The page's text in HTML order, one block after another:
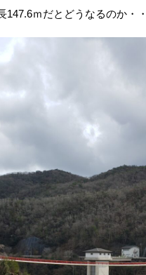
ｍだとどうなるのか・・